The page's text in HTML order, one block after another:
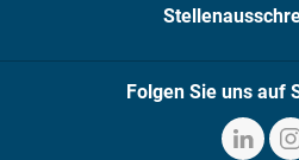
Folgen Sie uns auf